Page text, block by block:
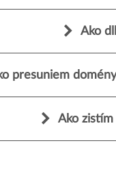
Ako
presuniem
Ako zistím